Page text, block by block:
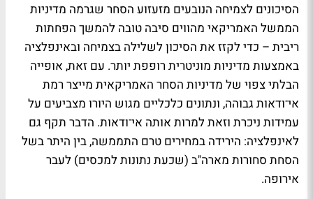
הסיכונים לצמיחה הנובעים מזעזוע הסחר שגרמה מדיניות
הממשל האמריקאי מהווים סיבה טובה להמשך הפחתות
ריבית – כדי לקזז את הסיכון לשלילה בצמיחה ובאינפלציה
באמצעות מדיניות מוניטרית רופפת יותר. עם זאת, אופייה
הבלתי צפוי של מדיניות הסחר האמריקאית מייצר רמת
אי־ודאות גבוהה, ונתונים כלכליים מגוש היורו מצביעים על
עמידות ניכרת וזאת למרות אותה אי־ודאות. הדבר תקף גם
לאינפלציה: הירידה במחירים טרם התממשה, בין היתר בשל
הסחת סחורות מארה"ב (שכעת נתונות למכסים) לעבר
אירופה.